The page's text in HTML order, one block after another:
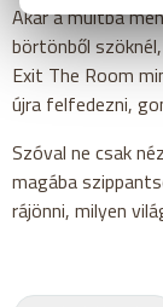
Akár a múltba
börtönből
Exit The Room
újra felfedezni,
Szóval ne csak
magába
rájönni, milyen